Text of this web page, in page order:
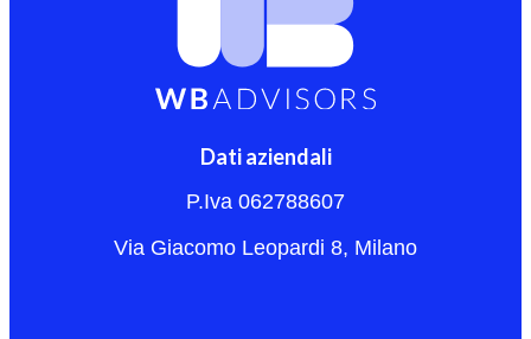
Dati aziendali
P.Iva 062788607
Via Giacomo Leopardi 8, Milano